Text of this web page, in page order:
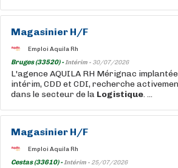
Magasinier H/F
Emploi Aquila Rh
Bruges (33520) -Intérim - 30/07/2026
L'agence AQUILA RH Mérignac
intérim, CDD et CDI, recherche
dans le secteur de la Logistique. ...
Magasinier H/F
Emploi Aquila Rh
Cestas (33610) -Intérim - 25/07/2026